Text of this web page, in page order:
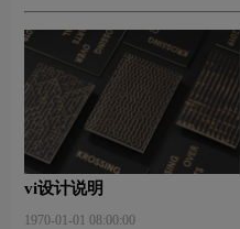
vi设计说明
1970-01-01 08:00:00